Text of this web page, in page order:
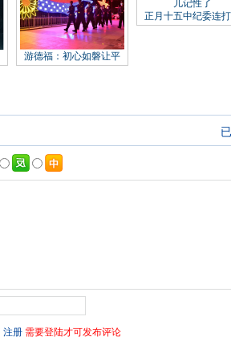
游德福：初心如磐让平
正月十五中纪委连